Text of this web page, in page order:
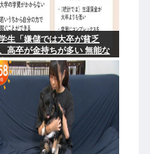
生「嫌儲では大卒が貧乏
高卒が金持ちが多い 無能な
の集まりw」エックスで一万
ね